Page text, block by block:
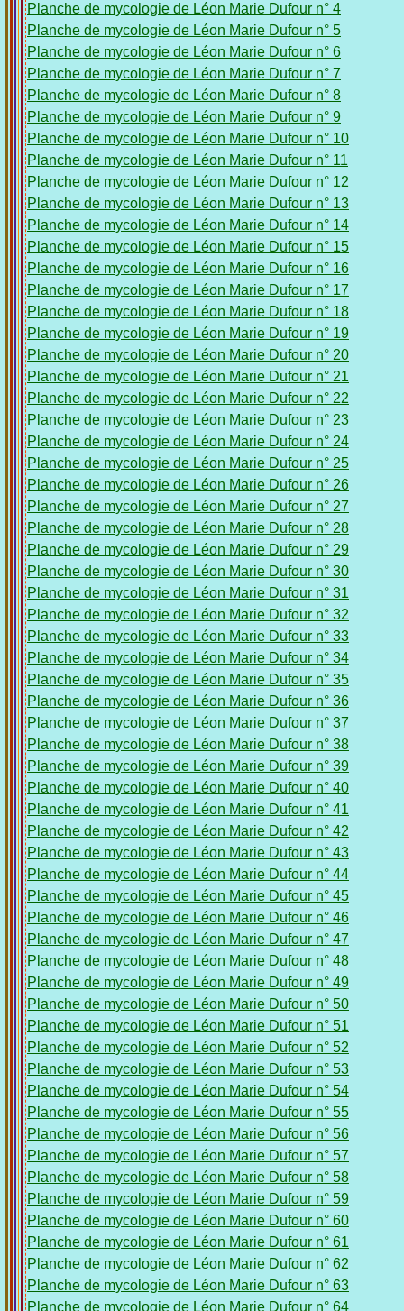
Planche de mycologie de Léon Marie Dufour n° 4
Planche de mycologie de Léon Marie Dufour n° 5
Planche de mycologie de Léon Marie Dufour n° 6
Planche de mycologie de Léon Marie Dufour n° 7
Planche de mycologie de Léon Marie Dufour n° 8
Planche de mycologie de Léon Marie Dufour n° 9
Planche de mycologie de Léon Marie Dufour n° 10
Planche de mycologie de Léon Marie Dufour n° 11
Planche de mycologie de Léon Marie Dufour n° 12
Planche de mycologie de Léon Marie Dufour n° 13
Planche de mycologie de Léon Marie Dufour n° 14
Planche de mycologie de Léon Marie Dufour n° 15
Planche de mycologie de Léon Marie Dufour n° 16
Planche de mycologie de Léon Marie Dufour n° 17
Planche de mycologie de Léon Marie Dufour n° 18
Planche de mycologie de Léon Marie Dufour n° 19
Planche de mycologie de Léon Marie Dufour n° 20
Planche de mycologie de Léon Marie Dufour n° 21
Planche de mycologie de Léon Marie Dufour n° 22
Planche de mycologie de Léon Marie Dufour n° 23
Planche de mycologie de Léon Marie Dufour n° 24
Planche de mycologie de Léon Marie Dufour n° 25
Planche de mycologie de Léon Marie Dufour n° 26
Planche de mycologie de Léon Marie Dufour n° 27
Planche de mycologie de Léon Marie Dufour n° 28
Planche de mycologie de Léon Marie Dufour n° 29
Planche de mycologie de Léon Marie Dufour n° 30
Planche de mycologie de Léon Marie Dufour n° 31
Planche de mycologie de Léon Marie Dufour n° 32
Planche de mycologie de Léon Marie Dufour n° 33
Planche de mycologie de Léon Marie Dufour n° 34
Planche de mycologie de Léon Marie Dufour n° 35
Planche de mycologie de Léon Marie Dufour n° 36
Planche de mycologie de Léon Marie Dufour n° 37
Planche de mycologie de Léon Marie Dufour n° 38
Planche de mycologie de Léon Marie Dufour n° 39
Planche de mycologie de Léon Marie Dufour n° 40
Planche de mycologie de Léon Marie Dufour n° 41
Planche de mycologie de Léon Marie Dufour n° 42
Planche de mycologie de Léon Marie Dufour n° 43
Planche de mycologie de Léon Marie Dufour n° 44
Planche de mycologie de Léon Marie Dufour n° 45
Planche de mycologie de Léon Marie Dufour n° 46
Planche de mycologie de Léon Marie Dufour n° 47
Planche de mycologie de Léon Marie Dufour n° 48
Planche de mycologie de Léon Marie Dufour n° 49
Planche de mycologie de Léon Marie Dufour n° 50
Planche de mycologie de Léon Marie Dufour n° 51
Planche de mycologie de Léon Marie Dufour n° 52
Planche de mycologie de Léon Marie Dufour n° 53
Planche de mycologie de Léon Marie Dufour n° 54
Planche de mycologie de Léon Marie Dufour n° 55
Planche de mycologie de Léon Marie Dufour n° 56
Planche de mycologie de Léon Marie Dufour n° 57
Planche de mycologie de Léon Marie Dufour n° 58
Planche de mycologie de Léon Marie Dufour n° 59
Planche de mycologie de Léon Marie Dufour n° 60
Planche de mycologie de Léon Marie Dufour n° 61
Planche de mycologie de Léon Marie Dufour n° 62
Planche de mycologie de Léon Marie Dufour n° 63
Planche de mycologie de Léon Marie Dufour n° 64